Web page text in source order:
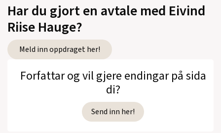
Har du gjort en avtale med Eivind
Riise Hauge?
Meld inn oppdraget her!
Forfattar og vil gjere endingar på sida
di?
Send inn her!